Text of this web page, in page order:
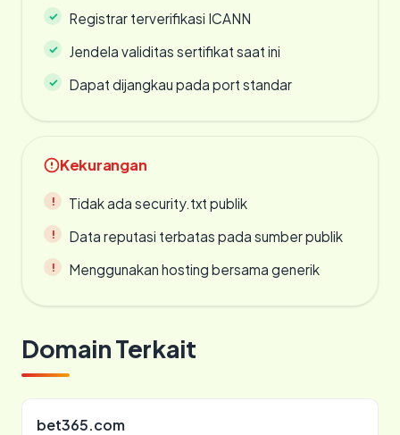
Registrar terverifikasi ICANN
Jendela validitas sertifikat saat ini
Dapat dijangkau pada port standar
Kekurangan
Tidak ada security.txt publik
Data reputasi terbatas pada sumber publik
Menggunakan hosting bersama generik
Domain Terkait
bet365.com